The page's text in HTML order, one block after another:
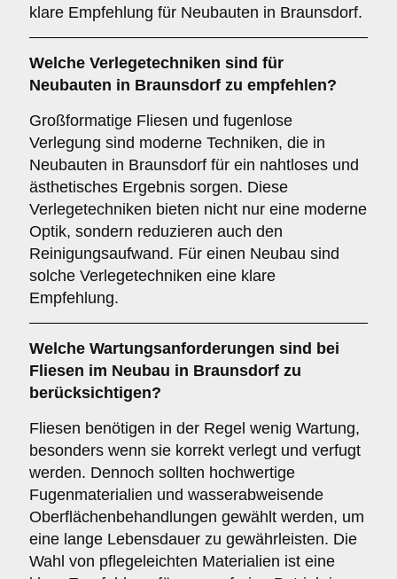
klare Empfehlung für Neubauten in Braunsdorf.
Welche Verlegetechniken sind für
Neubauten in Braunsdorf zu empfehlen?
Großformatige Fliesen und fugenlose
Verlegung sind moderne Techniken, die in
Neubauten in Braunsdorf für ein nahtloses und
ästhetisches Ergebnis sorgen. Diese
Verlegetechniken bieten nicht nur eine moderne
Optik, sondern reduzieren auch den
Reinigungsaufwand. Für einen Neubau sind
solche Verlegetechniken eine klare
Empfehlung.
Welche Wartungsanforderungen sind bei
Fliesen im Neubau in Braunsdorf zu
berücksichtigen?
Fliesen benötigen in der Regel wenig Wartung,
besonders wenn sie korrekt verlegt und verfugt
werden. Dennoch sollten hochwertige
Fugenmaterialien und wasserabweisende
Oberflächenbehandlungen gewählt werden, um
eine lange Lebensdauer zu gewährleisten. Die
Wahl von pflegeleichten Materialien ist eine